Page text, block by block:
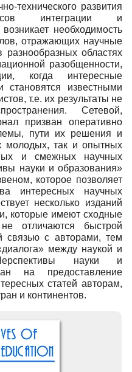
технического развития
интеграции и
необходимость
отражающих научные
областях
разобщенности,
когда интересные
становятся известными
т.е. их результаты не
Сетевой,
призван оперативно
пути их решения и
молодых, так и опытных
и смежных научных
науки и образования»
которое позволяет
интересных научных
несколько изданий
которые имеют сходные
отличаются быстрой
связью с авторами, тем
между наукой и
науки и
на предоставление
статей авторам,
и континентов.